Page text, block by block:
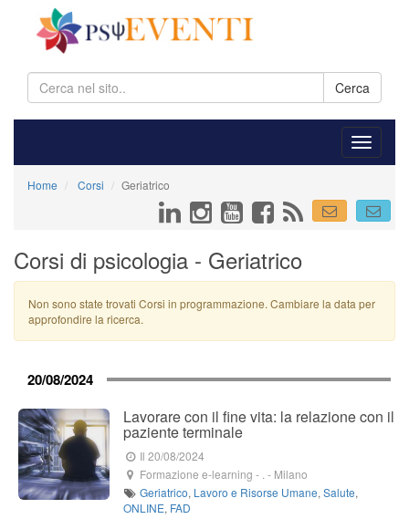
Cerca
Home Corsi Geriatrico
Corsi di psicologia - Geriatrico
Non sono state trovati Corsi in programmazione. Cambiare la data per
approfondire la ricerca.
20/08/2024
Lavorare con il fine vita: la relazione con il
paziente terminale
Il 20/08/2024
Formazione e-learning - - Milano
Geriatrico, Lavoro e Risorse Umane,Salute,
ONLINE, FAD